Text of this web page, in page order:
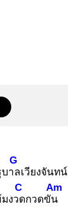
บาล
G
เวียงจันทน์
มงวด
C
กวดขัน
Am